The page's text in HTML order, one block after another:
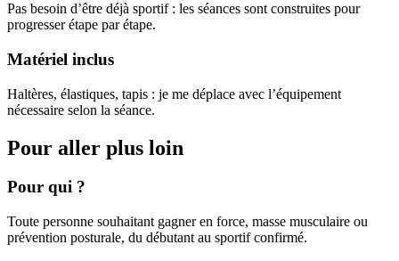
Pas besoin d’être déjà sportif : les séances sont construites pour
progresser étape par étape.
Matériel inclus
Haltères, élastiques, tapis : je me déplace avec l’équipement
nécessaire selon la séance.
Pour aller plus loin
Pour qui ?
Toute personne souhaitant gagner en force, masse musculaire ou
prévention posturale, du débutant au sportif confirmé.